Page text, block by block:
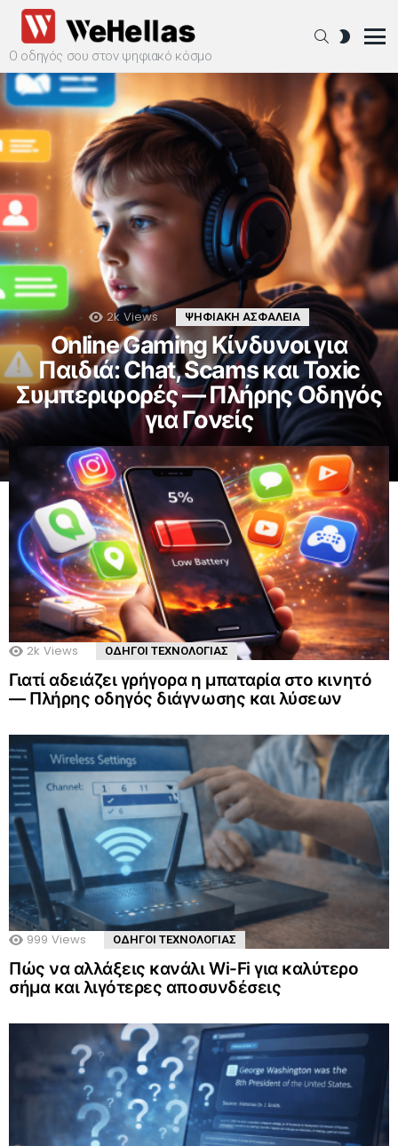
Ο οδηγός σου στον ψηφιακό κόσμο
SEARCHSWITCH
ΑΡΘΡΑ
2k Views ΨΗΦΙΑΚΗ ΑΣΦΑΛΕΙΑ
Online Gaming Κίνδυνοι για
Παιδιά: Chat, Scams και Toxic
Συμπεριφορές — Πλήρης Οδηγός
για Γονείς
2k Views ΟΔΗΓΟΙ ΤΕΧΝΟΛΟΓΙΑΣ
Γιατί αδειάζει γρήγορα η μπαταρία στο κινητό
— Πλήρης οδηγός διάγνωσης και λύσεων
999 Views ΟΔΗΓΟΙ ΤΕΧΝΟΛΟΓΙΑΣ
Πώς να αλλάξεις κανάλι Wi-Fi για καλύτερο
σήμα και λιγότερες αποσυνδέσεις